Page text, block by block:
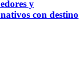
y
con destino